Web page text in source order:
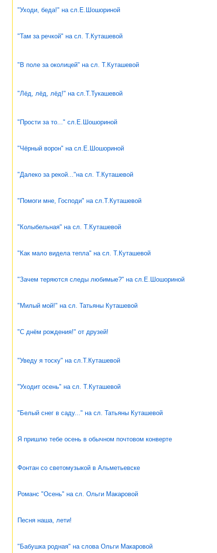
"Уходи, беда!" на сл.Е.Шошориной
"Там за речкой" на сл. Т.Куташевой
"В поле за околицей" на сл. Т.Куташевой
"Лёд, лёд, лёд!" на сл.Т.Тукашевой
"Прости за то..." сл.Е.Шошориной
"Чёрный ворон" на сл.Е.Шошориной
"Далеко за рекой..."на сл. Т.Куташевой
"Помоги мне, Господи" на сл.Т.Куташевой
"Колыбельная" на сл. Т.Куташевой
"Как мало видела тепла" на сл. Т.Куташевой
"Зачем теряются следы любимые?" на сл.Е.Шошориной
"Милый мой!" на сл. Татьяны Куташевой
"С днём рождения!" от друзей!
"Уведу я тоску" на сл.Т.Куташевой
"Уходит осень" на сл. Т.Куташевой
"Белый снег в саду..." на сл. Татьяны Куташевой
Я пришлю тебе осень в обычном почтовом конверте
Фонтан со светомузыкой в Альметьевске
Романс "Осень" на сл. Ольги Макаровой
Песня наша, лети!
"Бабушка родная" на слова Ольги Макаровой